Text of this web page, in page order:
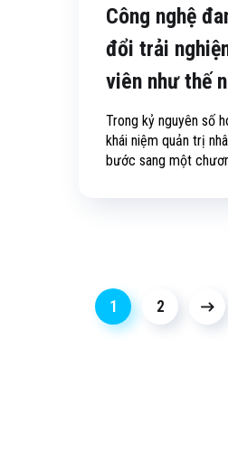
Công nghệ
đổi trải
viên như thế
Trong kỷ nguyên số
khái niệm quản trị
bước sang một
1 2